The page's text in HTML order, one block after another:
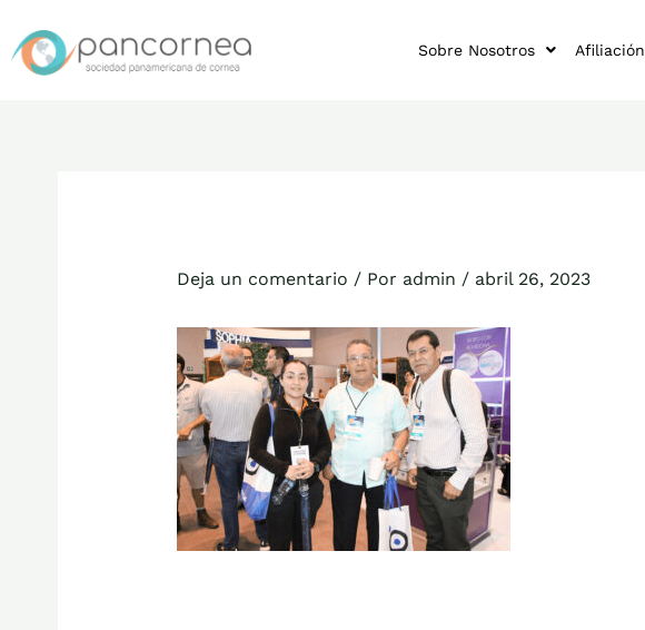
contenido
Sobre Nosotros Afiliación
Deja un comentario / Por admin / abril 26, 2023